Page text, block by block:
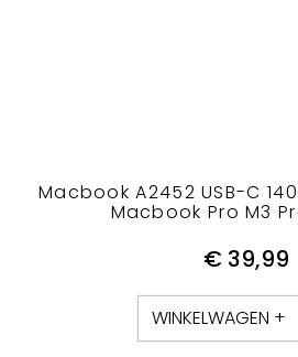
Macbook A2452 USB-C
Macbook Pro M3
€ 39,99
WINKELWAGEN +